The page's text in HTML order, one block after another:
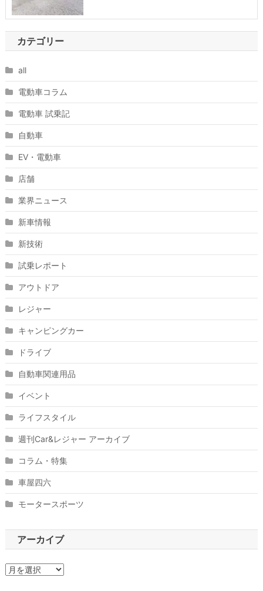
カテゴリー
all
電動車コラム
電動車 試乗記
自動車
EV・電動車
店舗
業界ニュース
新車情報
新技術
試乗レポート
アウトドア
レジャー
キャンピングカー
ドライブ
自動車関連用品
イベント
ライフスタイル
週刊Car&レジャー アーカイブ
コラム・特集
車屋四六
モータースポーツ
アーカイブ
ア